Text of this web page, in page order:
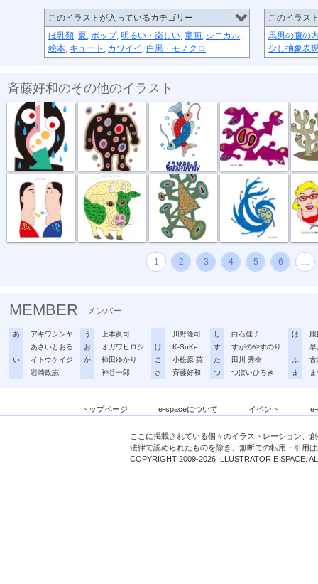
このイラストが入っているカテゴリー
ほ乳類, 夏, ポップ, 明るい・楽しい, 童画, シニカル,
絵本, キュート , カワイイ , 白黒・モノクロ
このイラス
馬男の腹の
少し抽象表
斉藤好和のその他のイラスト
傘がない 正体不明 深海の恋
話し合い オハヨーゴザ... 噂の出所 風祭り ハイ
1 2 3 4 5 6 …
MEMBER メンバー
あ
アキワシンヤ
あさいとおる
い
イトウケイジ
岩崎政志
う
上本眞司
お
オガワヒロシ
か
柿田ゆかり
神谷一郎
川野隆司
け
K-SuKe
こ
小松原 英
さ
斉藤好和
し
白石佳子
す
すがのやすのり
た
田川 秀樹
つ
つぼいひろき
は
早
ふ
古
ま
トップページ e-spaceについて イベント
ここに掲載されている個々のイラストレーション、
法律で認められたものを除き、無断での転用・引用
COPYRIGHT 2009-2026 ILLUSTRATOR E SPACE.